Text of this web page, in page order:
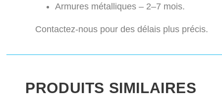
Armures métalliques – 2–7 mois.
Contactez-nous pour des délais plus précis.
PRODUITS SIMILAIRES